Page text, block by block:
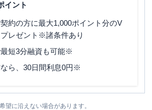
イント
約の方に最大1,000ポイント分のV
レゼント※諸条件あり
短3分融資も可能※
ら、30日間利息0円※
望に沿えない場合があります。